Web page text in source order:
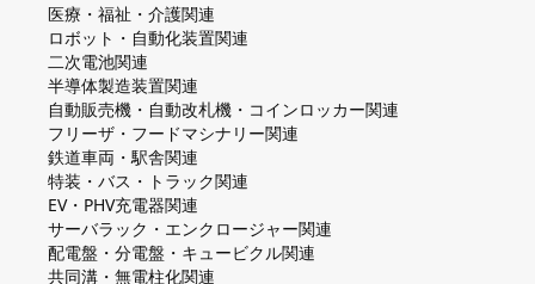
医療・福祉・介護関連
ロボット・自動化装置関連
二次電池関連
半導体製造装置関連
自動販売機・自動改札機・コインロッカー関連
フリーザ・フードマシナリー関連
鉄道車両・駅舎関連
特装・バス・トラック関連
EV・PHV充電器関連
サーバラック・エンクロージャー関連
配電盤・分電盤・キュービクル関連
共同溝・無電柱化関連